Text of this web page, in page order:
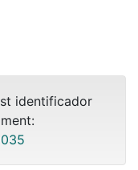
identificador